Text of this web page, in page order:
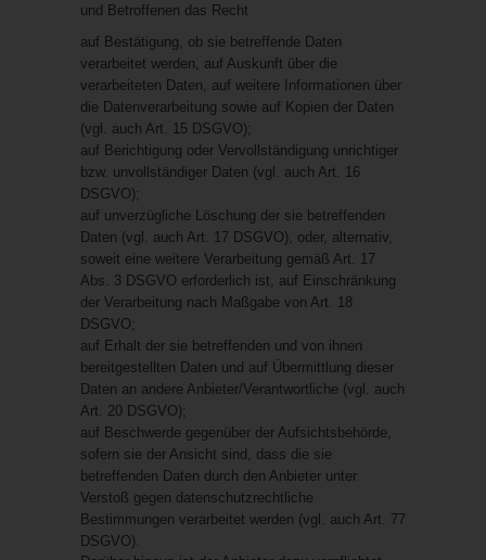
und Betroffenen das Recht
auf Bestätigung, ob sie betreffende Daten
verarbeitet werden, auf Auskunft über die
verarbeiteten Daten, auf weitere Informationen über
die Datenverarbeitung sowie auf Kopien der Daten
(vgl. auch Art. 15 DSGVO);
auf Berichtigung oder Vervollständigung unrichtiger
bzw. unvollständiger Daten (vgl. auch Art. 16
DSGVO);
auf unverzügliche Löschung der sie betreffenden
Daten (vgl. auch Art. 17 DSGVO), oder, alternativ,
soweit eine weitere Verarbeitung gemäß Art. 17
Abs. 3 DSGVO erforderlich ist, auf Einschränkung
der Verarbeitung nach Maßgabe von Art. 18
DSGVO;
auf Erhalt der sie betreffenden und von ihnen
bereitgestellten Daten und auf Übermittlung dieser
Daten an andere Anbieter/Verantwortliche (vgl. auch
Art. 20 DSGVO);
auf Beschwerde gegenüber der Aufsichtsbehörde,
sofern sie der Ansicht sind, dass die sie
betreffenden Daten durch den Anbieter unter
Verstoß gegen datenschutzrechtliche
Bestimmungen verarbeitet werden (vgl. auch Art. 77
DSGVO).